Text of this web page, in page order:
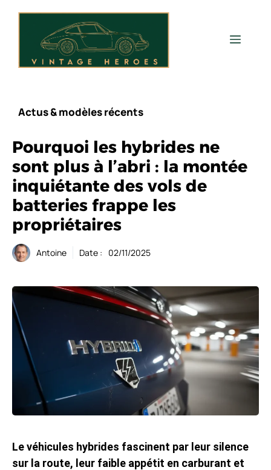
Menu
Actus & modèles récents
Pourquoi les hybrides ne
sont plus à l’abri : la montée
inquiétante des vols de
batteries frappe les
propriétaires
Antoine Date : 02/11/2025
Le véhicules hybrides fascinent par leur silence
sur la route, leur faible appétit en carburant et